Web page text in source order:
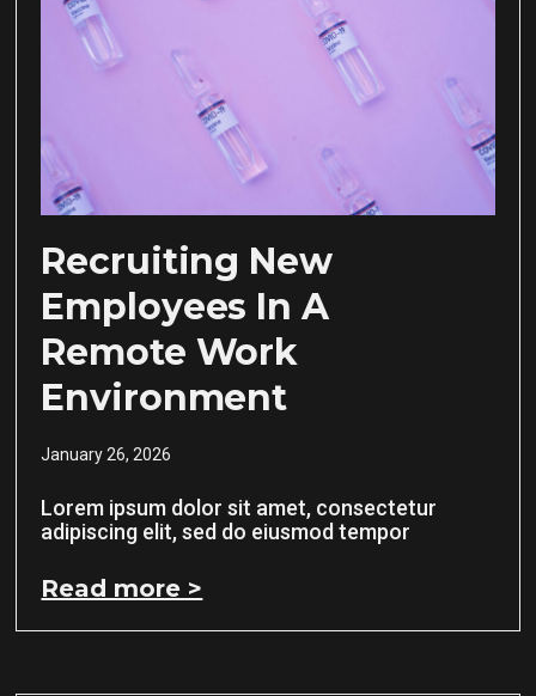
Recruiting New
Employees In A
Remote Work
Environment
January 26, 2026
Lorem ipsum dolor sit amet, consectetur
adipiscing elit, sed do eiusmod tempor
Read more >